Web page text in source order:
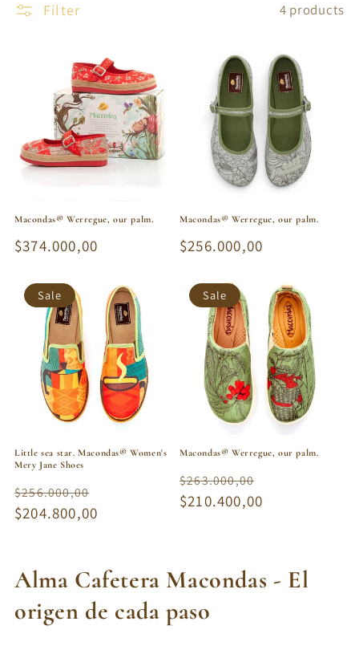
Filter 4 products
Macondas® Werregue, our palm.
Regular
$374.000,00
Macondas® Werregue, our palm.
Regular
$256.000,00
Sale
Little sea star. Macondas® Women's
Mery Jane Shoes
Regular
price
$256.000,00
$204.800,00
Sale
Macondas® Werregue, our palm.
Regular
price
$263.000,00
$210.400,00
C
o
Alma Cafetera Macondas - El
origen de cada paso